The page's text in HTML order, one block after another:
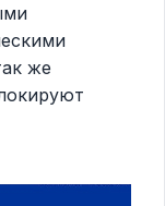
же